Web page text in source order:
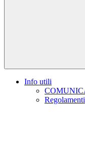
Info utili
Regolamenti